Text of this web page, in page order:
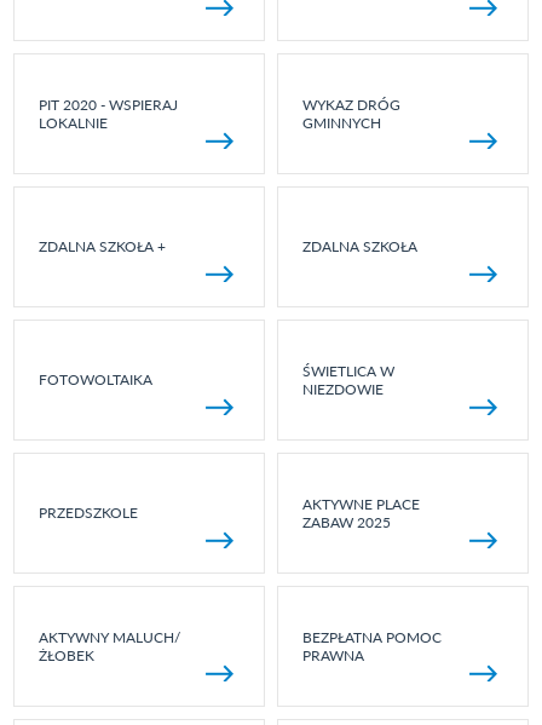
PIT 2020 - WSPIERAJ
LOKALNIE
WYKAZ DRÓG
GMINNYCH
ZDALNA SZKOŁA + ZDALNA SZKOŁA
FOTOWOLTAIKA
ŚWIETLICA W
NIEZDOWIE
PRZEDSZKOLE
AKTYWNE PLACE
ZABAW 2025
AKTYWNY MALUCH/
ŻŁOBEK
BEZPŁATNA POMOC
PRAWNA